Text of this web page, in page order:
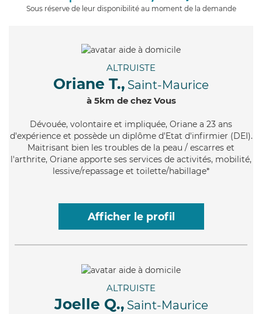
Sous réserve de leur disponibilité au moment de la demande
ALTRUISTE
Oriane T., Saint-Maurice
à 5km de chez Vous
Dévouée, volontaire et impliquée, Oriane a 23 ans
d'expérience et possède un diplôme d'Etat d'infirmier (DEI).
Maitrisant bien les troubles de la peau / escarres et
l'arthrite, Oriane apporte ses services de activités, mobilité,
lessive/repassage et toilette/habillage*
Afficher le profil
ALTRUISTE
Joelle Q., Saint-Maurice